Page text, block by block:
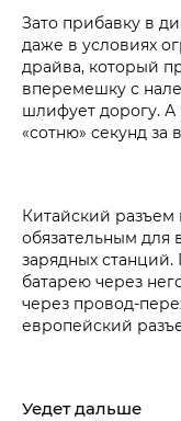
Зато прибавку в
даже в условиях
драйва, который
вперемешку с
шлифует дорогу. А
«сотню» секунд за
Китайский разъем
обязательным для
зарядных
батарею через
через провод-
европейский
Уедет дальше